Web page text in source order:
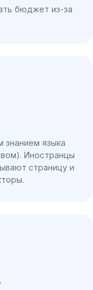
бюджет из-за
знанием языка
Иностранцы
страницу и